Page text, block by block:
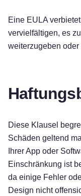
Eine EULA
vervielfältigen, es
weiterzugeben
Diese Klausel
Schäden geltend
Ihrer App oder
Einschränkung ist
da einige Fehler
Design nicht